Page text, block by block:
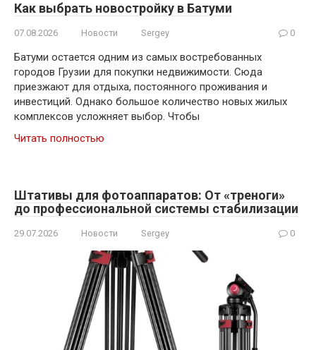
Как выбрать новостройку в Батуми
07.08.2026 Новости Sergey 0
Батуми остается одним из самых востребованных
городов Грузии для покупки недвижимости. Сюда
приезжают для отдыха, постоянного проживания и
инвестиций. Однако большое количество новых жилых
комплексов усложняет выбор. Чтобы
Читать полностью
Штативы для фотоаппаратов: От «треноги»
до профессиональной системы стабилизации
29.07.2026 Новости Sergey 0